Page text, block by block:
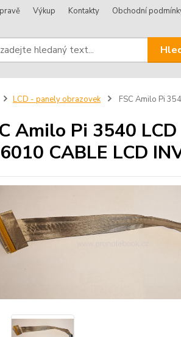
Výkup Kontakty Obchodní
LCD - panely obrazovek FSC Amilo Pi
Amilo Pi 3540
CABLE LCD